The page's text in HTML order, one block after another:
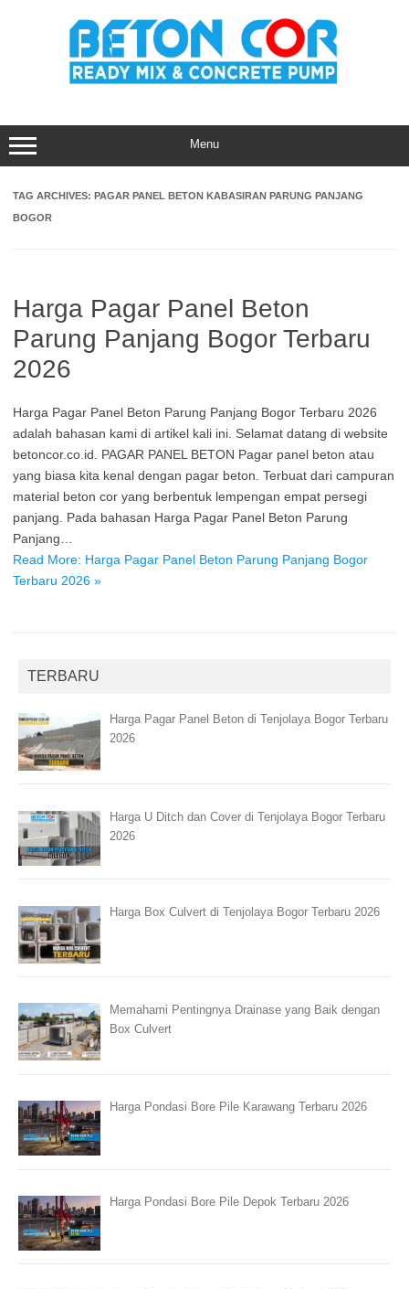
Menu
TAG ARCHIVES: PAGAR PANEL BETON KABASIRAN PARUNG PANJANG
BOGOR
Harga Pagar Panel Beton
Parung Panjang Bogor Terbaru
2026
Harga Pagar Panel Beton Parung Panjang Bogor Terbaru 2026
adalah bahasan kami di artikel kali ini. Selamat datang di website
betoncor.co.id. PAGAR PANEL BETON Pagar panel beton atau
yang biasa kita kenal dengan pagar beton. Terbuat dari campuran
material beton cor yang berbentuk lempengan empat persegi
panjang. Pada bahasan Harga Pagar Panel Beton Parung
Panjang…
Read More: Harga Pagar Panel Beton Parung Panjang Bogor
Terbaru 2026 »
TERBARU
Harga Pagar Panel Beton di Tenjolaya Bogor Terbaru
2026
Harga U Ditch dan Cover di Tenjolaya Bogor Terbaru
2026
Harga Box Culvert di Tenjolaya Bogor Terbaru 2026
Memahami Pentingnya Drainase yang Baik dengan
Box Culvert
Harga Pondasi Bore Pile Karawang Terbaru 2026
Harga Pondasi Bore Pile Depok Terbaru 2026